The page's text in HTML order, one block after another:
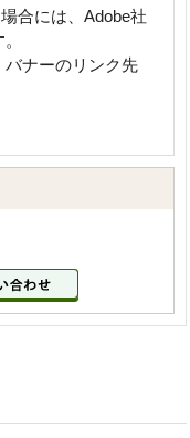
合には、Adobe社
バナーのリンク先